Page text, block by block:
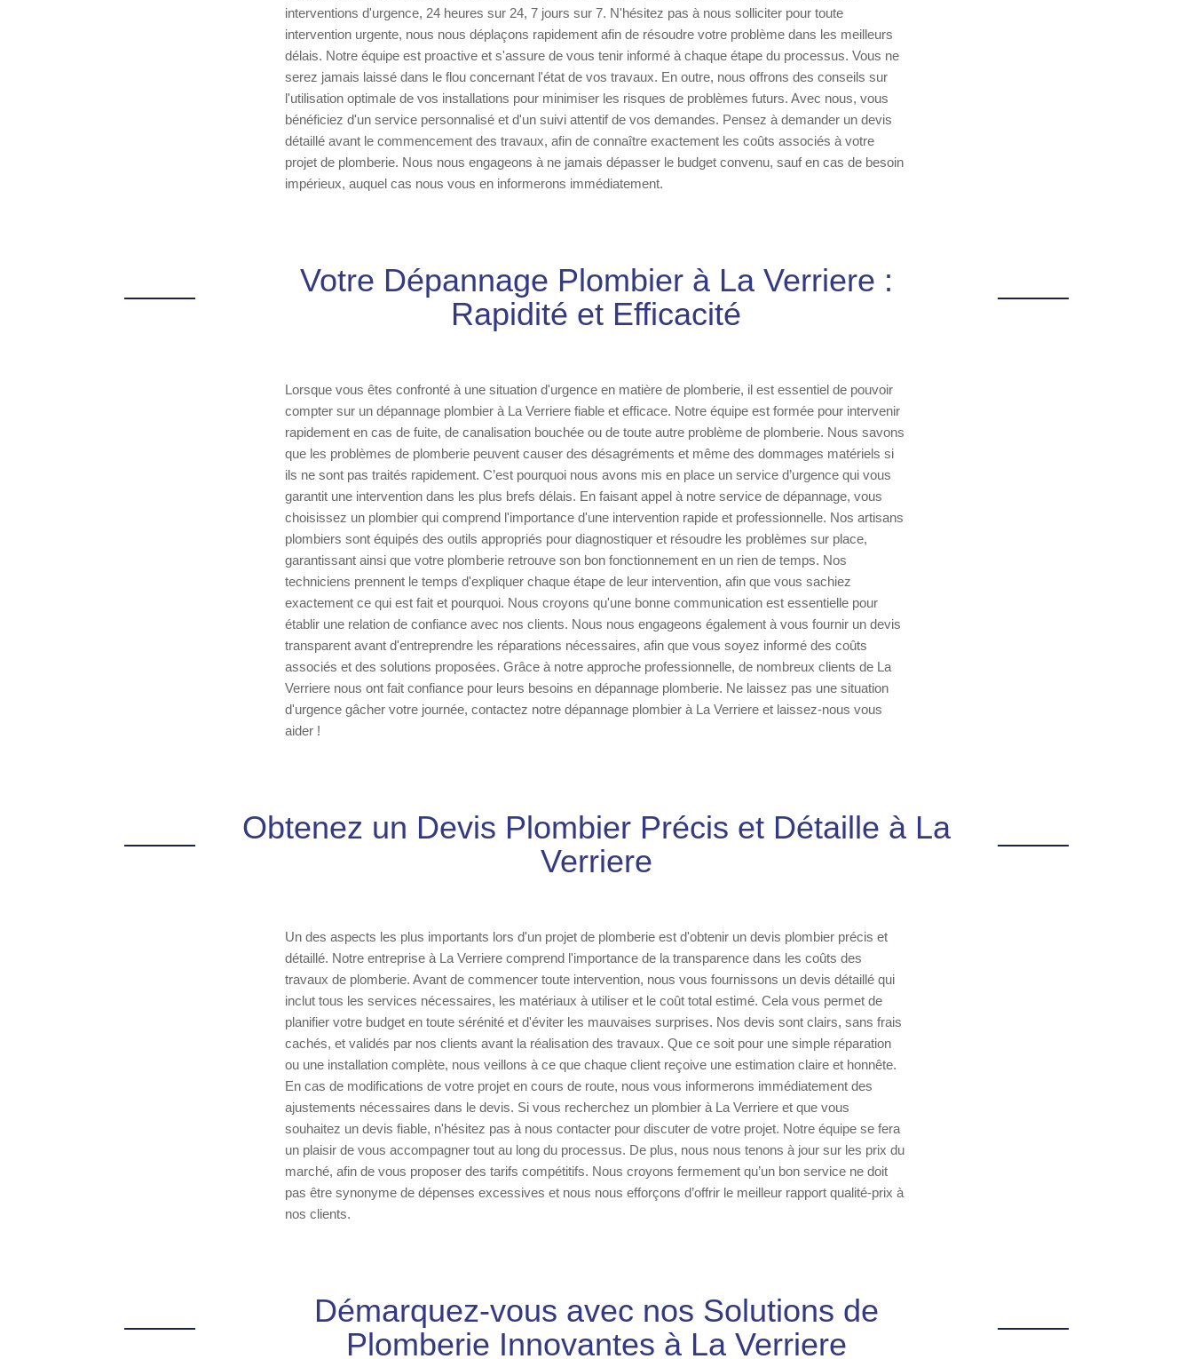
interventions d'urgence, 24 heures sur 24, 7 jours sur 7. N'hésitez pas à nous solliciter pour toute
intervention urgente, nous nous déplaçons rapidement afin de résoudre votre problème dans les meilleurs
délais. Notre équipe est proactive et s'assure de vous tenir informé à chaque étape du processus. Vous ne
serez jamais laissé dans le flou concernant l'état de vos travaux. En outre, nous offrons des conseils sur
l'utilisation optimale de vos installations pour minimiser les risques de problèmes futurs. Avec nous, vous
bénéficiez d'un service personnalisé et d'un suivi attentif de vos demandes. Pensez à demander un devis
détaillé avant le commencement des travaux, afin de connaître exactement les coûts associés à votre
projet de plomberie. Nous nous engageons à ne jamais dépasser le budget convenu, sauf en cas de besoin
impérieux, auquel cas nous vous en informerons immédiatement.
Votre Dépannage Plombier à La Verriere :
Rapidité et Efficacité
Lorsque vous êtes confronté à une situation d'urgence en matière de plomberie, il est essentiel de pouvoir
compter sur un dépannage plombier à La Verriere fiable et efficace. Notre équipe est formée pour intervenir
rapidement en cas de fuite, de canalisation bouchée ou de toute autre problème de plomberie. Nous savons
que les problèmes de plomberie peuvent causer des désagréments et même des dommages matériels si
ils ne sont pas traités rapidement. C’est pourquoi nous avons mis en place un service d’urgence qui vous
garantit une intervention dans les plus brefs délais. En faisant appel à notre service de dépannage, vous
choisissez un plombier qui comprend l'importance d'une intervention rapide et professionnelle. Nos artisans
plombiers sont équipés des outils appropriés pour diagnostiquer et résoudre les problèmes sur place,
garantissant ainsi que votre plomberie retrouve son bon fonctionnement en un rien de temps. Nos
techniciens prennent le temps d'expliquer chaque étape de leur intervention, afin que vous sachiez
exactement ce qui est fait et pourquoi. Nous croyons qu'une bonne communication est essentielle pour
établir une relation de confiance avec nos clients. Nous nous engageons également à vous fournir un devis
transparent avant d'entreprendre les réparations nécessaires, afin que vous soyez informé des coûts
associés et des solutions proposées. Grâce à notre approche professionnelle, de nombreux clients de La
Verriere nous ont fait confiance pour leurs besoins en dépannage plomberie. Ne laissez pas une situation
d'urgence gâcher votre journée, contactez notre dépannage plombier à La Verriere et laissez-nous vous
aider !
Obtenez un Devis Plombier Précis et Détaille à La
Verriere
Un des aspects les plus importants lors d'un projet de plomberie est d'obtenir un devis plombier précis et
détaillé. Notre entreprise à La Verriere comprend l'importance de la transparence dans les coûts des
travaux de plomberie. Avant de commencer toute intervention, nous vous fournissons un devis détaillé qui
inclut tous les services nécessaires, les matériaux à utiliser et le coût total estimé. Cela vous permet de
planifier votre budget en toute sérénité et d'éviter les mauvaises surprises. Nos devis sont clairs, sans frais
cachés, et validés par nos clients avant la réalisation des travaux. Que ce soit pour une simple réparation
ou une installation complète, nous veillons à ce que chaque client reçoive une estimation claire et honnête.
En cas de modifications de votre projet en cours de route, nous vous informerons immédiatement des
ajustements nécessaires dans le devis. Si vous recherchez un plombier à La Verriere et que vous
souhaitez un devis fiable, n'hésitez pas à nous contacter pour discuter de votre projet. Notre équipe se fera
un plaisir de vous accompagner tout au long du processus. De plus, nous nous tenons à jour sur les prix du
marché, afin de vous proposer des tarifs compétitifs. Nous croyons fermement qu’un bon service ne doit
pas être synonyme de dépenses excessives et nous nous efforçons d’offrir le meilleur rapport qualité-prix à
nos clients.
Démarquez-vous avec nos Solutions de
Plomberie Innovantes à La Verriere